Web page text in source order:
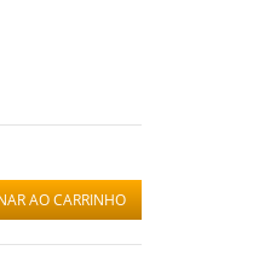
AO CARRINHO